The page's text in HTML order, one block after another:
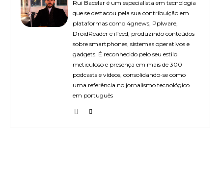
Rui Bacelar é um especialista em tecnologia
que se destacou pela sua contribuição em
plataformas como 4gnews, Pplware,
DroidReader e iFeed, produzindo conteúdos
sobre smartphones, sistemas operativos e
gadgets. É reconhecido pelo seu estilo
meticuloso e presença em mais de 300
podcasts e vídeos, consolidando-se como
uma referência no jornalismo tecnológico
em português